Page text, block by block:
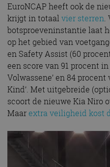
EuroNCAP heeft ook de
krijgt in totaal vier sterren.
botsproeveninstantie laat
op het gebied van
en Safety Assist (60
een score van 91 procent
Volwassene’ en 84
Kind’. Met uitgebreide
scoort de nieuwe Kia Niro
Maarextra veiligheid kost